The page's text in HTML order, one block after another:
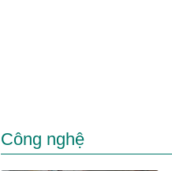
Công nghệ